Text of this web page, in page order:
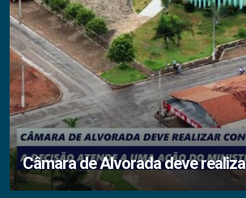
Câmara de Alvorada deve